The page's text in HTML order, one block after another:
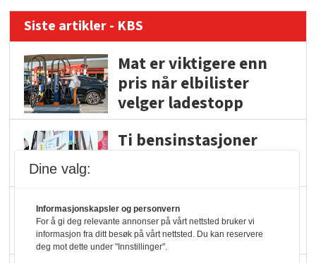
Siste artikler - KBS
Mat er viktigere enn
pris når elbilister
velger ladestopp
Ti bensinstasjoner
Potetball, kylling og 98
oktan
Dine valg:
Informasjonskapsler og personvern
For å gi deg relevante annonser på vårt nettsted bruker vi
informasjon fra ditt besøk på vårt nettsted. Du kan reservere
deg mot dette under "Innstillinger".